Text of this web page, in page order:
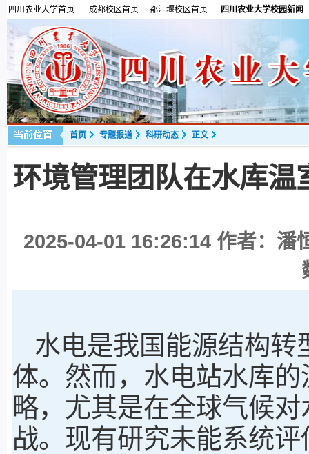
四川农业大学首页 成都校区首页 都江堰校区首页 四川农业大学校园新闻
首页 专题报道 科研动态 正文
环境管理团队在水库温
2025-04-01 16:26:14作者：潘
水电是我国能源结构转
体。然而，水电站水库
略，尤其是在全球气候
战。现有研究未能系统